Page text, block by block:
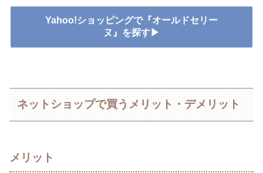
Yahoo!ショッピングで『オールドセリー
ヌ』を探す▶
ネットショップで買うメリット・デメリット
メリット